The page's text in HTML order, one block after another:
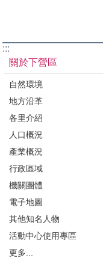
:::
關於下營區
自然環境
地方沿革
各里介紹
人口概況
產業概況
行政區域
機關團體
電子地圖
其他知名人物
活動中心使用專區
更多...